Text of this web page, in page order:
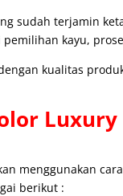
sudah terjamin
kayu,
kualitas
Luxury
menggunakan
berikut :